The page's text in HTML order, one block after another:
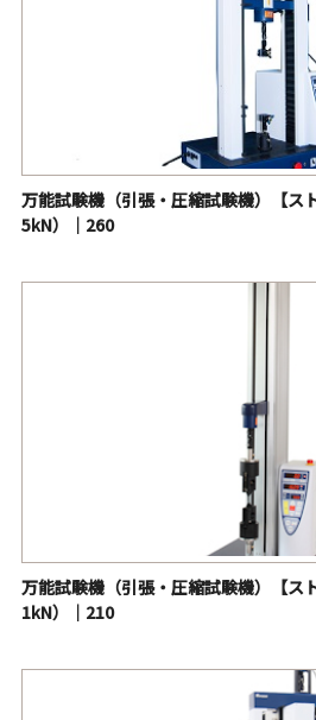
厚さ測定機【デジシックネステス
スコット耐揉摩耗試験機（スコッ
MVSS燃焼試験機｜501
酸素指数測定装置【キャンドル
パーミヤグラフ｜750
デジタルガーレ・柔軟度試験機（
キセノンウェザーメーター・促進
ス・Ci4400 Weather-Ometer®】
キセノンウェザーメーター・促進
ス・Ci3000 Weather-Ometer®】
キセノンウェザーメーター・促進
ス・Ci3000 Weather-Ometer®】
キセノンウェザーメーター・促進
超促進耐候性試験機（キセノンウ
万能試験機（引張・圧縮試験機）【ス
5kN）｜260
万能試験機（引張・圧縮試験機）【ス
1kN）｜210